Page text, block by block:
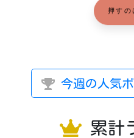
押すの
今週の人気
累計